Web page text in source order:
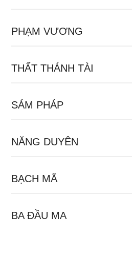
PHẠM VƯƠNG
THẤT THÁNH TÀI
SÁM PHÁP
NĂNG DUYÊN
BẠCH MÃ
BA ĐẦU MA